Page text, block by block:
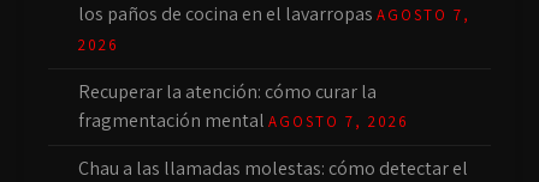
los paños de cocina en el lavarropas AGOSTO 7,
2026
Recuperar la atención: cómo curar la
fragmentación mental AGOSTO 7, 2026
Chau a las llamadas molestas: cómo detectar el